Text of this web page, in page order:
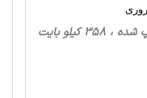
، کلیه گرایش ها، 28 صفحه فارسی تایپ شده ، 358 کیلو بایت